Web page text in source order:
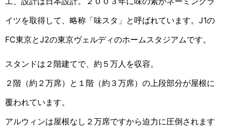
イツを取得して、略称「味スタ」と呼ばれています。 J1の
FC東京とJ2の東京ヴェルディのホームスタジアムです。
スタンドは２階建てで、約５万人を収容。
２階（約２万席）と１階（約３万席）の上段部分が屋根に
覆われています。
アルウィンは屋根なし２万席ですから迫力に圧倒されます